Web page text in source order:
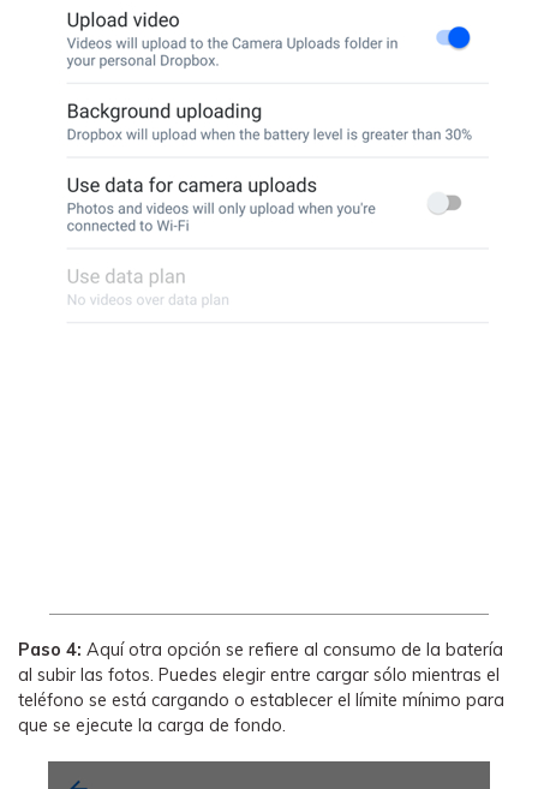
Paso 4: Aquí otra opción se refiere al consumo de la batería
al subir las fotos. Puedes elegir entre cargar sólo mientras el
teléfono se está cargando o establecer el límite mínimo para
que se ejecute la carga de fondo.